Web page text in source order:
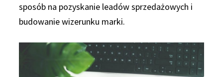
sposób na pozyskanie leadów sprzedażowych i
budowanie wizerunku marki.